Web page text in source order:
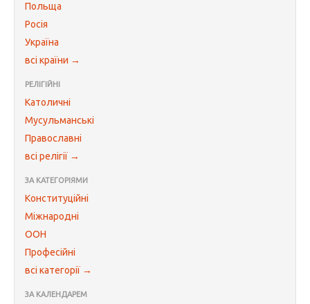
Польща
Росія
Україна
всі країни →
РЕЛІГІЙНІ
Католичні
Мусульманські
Православні
всі релігії →
ЗА КАТЕГОРІЯМИ
Конституційні
Міжнародні
ООН
Професійні
всі категорії →
ЗА КАЛЕНДАРЕМ